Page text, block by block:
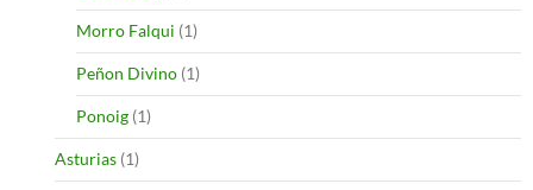
Morro Falqui (1)
Peñon Divino (1)
Ponoig (1)
Asturias (1)